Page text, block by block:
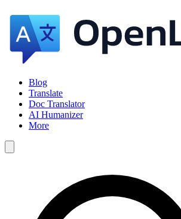
Blog
Translate
Doc Translator
AI Humanizer
More